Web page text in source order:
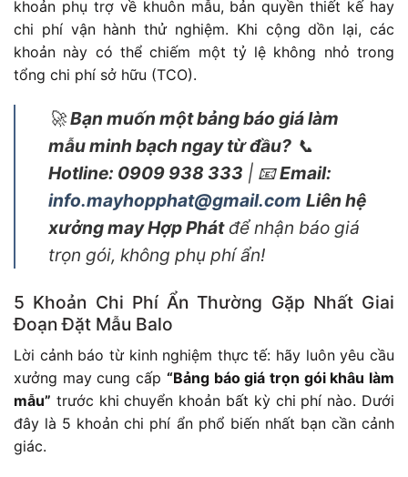
khoản phụ trợ về khuôn mẫu, bản quyền thiết kế hay
chi phí vận hành thử nghiệm. Khi cộng dồn lại, các
khoản này có thể chiếm một tỷ lệ không nhỏ trong
tổng chi phí sở hữu (TCO).
🚀Bạn muốn một bảng báo giá làm
mẫu minh bạch ngay từ đầu? 📞
Hotline: 0909 938 333 | 📧Email:
info.mayhopphat@gmail.com Liên hệ
xưởng may Hợp Phátđể nhận báo giá
trọn gói, không phụ phí ẩn!
5 Khoản Chi Phí Ẩn Thường Gặp Nhất Giai
Đoạn Đặt Mẫu Balo
Lời cảnh báo từ kinh nghiệm thực tế: hãy luôn yêu cầu
xưởng may cung cấp “Bảng báo giá trọn gói khâu làm
mẫu” trước khi chuyển khoản bất kỳ chi phí nào. Dưới
đây là 5 khoản chi phí ẩn phổ biến nhất bạn cần cảnh
giác.